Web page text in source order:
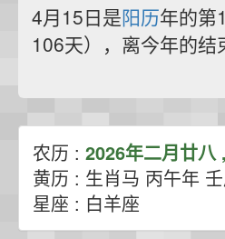
4月15日是阳历年的第
106天），离今年的结
农历 : 2026年二月廿八
黄历 : 生肖马 丙午年
星座 : 白羊座